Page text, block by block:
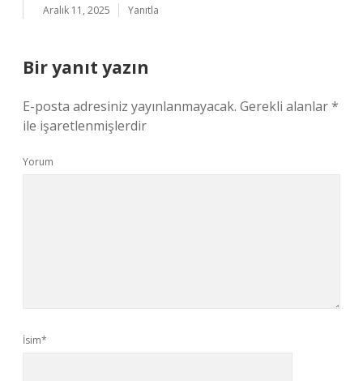
Aralık 11, 2025 Yanıtla
Bir yanıt yazın
E-posta adresiniz yayınlanmayacak. Gerekli alanlar*
ile işaretlenmişlerdir
Yorum
İsim*